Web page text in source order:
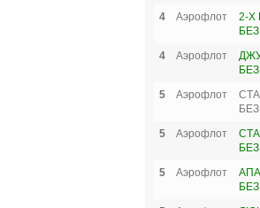
4
Аэрофлот
2-Х
4
Аэрофлот
5
Аэрофлот
5
Аэрофлот
5
Аэрофлот